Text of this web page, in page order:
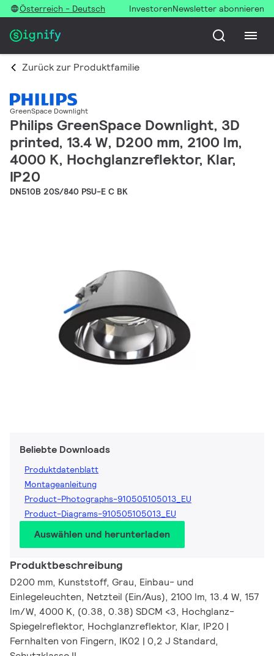
Österreich - Deutsch InvestorenNewsletter abonnieren
Zurück zur Produktfamilie
GreenSpace Downlight
Philips GreenSpace Downlight, 3D
printed, 13.4 W, D200 mm, 2100 lm,
4000 K, Hochglanzreflektor, Klar,
IP20
DN510B 20S/840 PSU-E C BK
Beliebte Downloads
Produktdatenblatt
Montageanleitung
Product-Photographs-910505105013_EU
Product-Diagrams-910505105013_EU
Auswählen und herunterladen
Produktbeschreibung
D200 mm, Kunststoff, Grau, Einbau- und
Einlegeleuchten, Netzteil (Ein/Aus), 2100 lm, 13.4 W, 157
lm/W, 4000 K, (0.38, 0.38) SDCM <3, Hochglanz-
Spiegelreflektor, Hochglanzreflektor, Klar, IP20 |
Fernhalten von Fingern, IK02 | 0,2 J Standard,